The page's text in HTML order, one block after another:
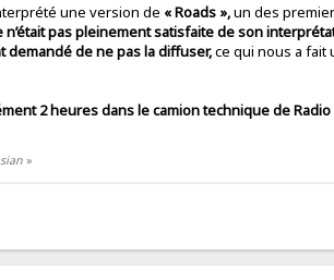
une version de « Roads »,un des
n’était pas pleinement satisfaite de son
demandé de ne pas la diffuser,ce qui nous a fait
2 heures dans le camion technique de
»